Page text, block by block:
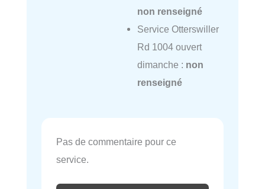
non renseigné
Service Otterswiller
Rd 1004 ouvert
dimanche : non
renseigné
Pas de commentaire pour ce
service.